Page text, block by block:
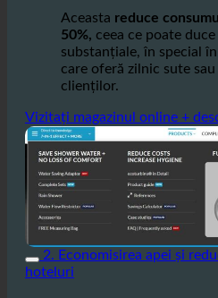
Aceasta reduce
50%, ceea ce poate
substanțiale, în special
care oferă zilnic sute
clienților.
Vizitați magazinul online +
2. Economisirea apei și
hoteluri